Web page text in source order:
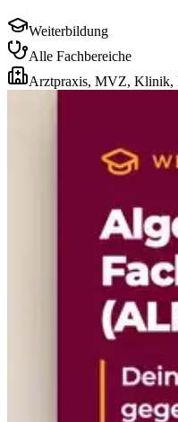
Weiterbildung
Alle Fachbereiche
Arztpraxis, MVZ, Klinik,